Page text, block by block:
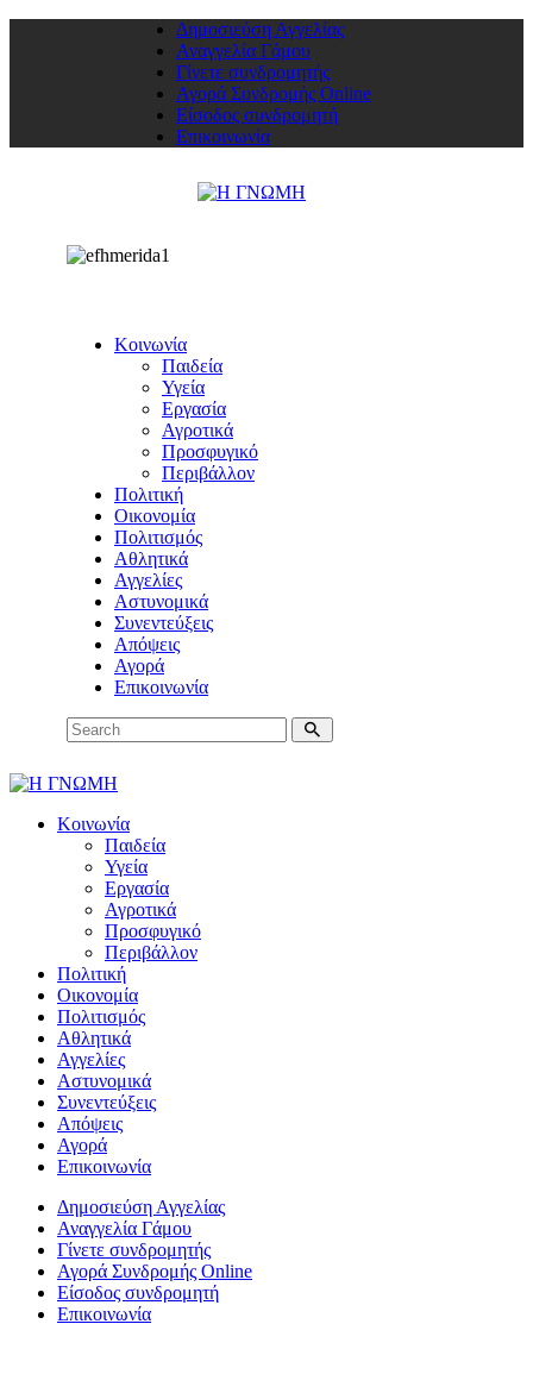
Δημοσιεύση Αγγελίας
Αναγγελία Γάμου
Γίνετε συνδρομητής
Αγορά Συνδρομής Online
Είσοδος συνδρομητή
Επικοινωνία
Κοινωνία
Παιδεία
Υγεία
Εργασία
Αγροτικά
Προσφυγικό
Περιβάλλον
Πολιτική
Οικονομία
Πολιτισμός
Αθλητικά
Αγγελίες
Αστυνομικά
Συνεντεύξεις
Απόψεις
Αγορά
Επικοινωνία
Κοινωνία
Παιδεία
Υγεία
Εργασία
Αγροτικά
Προσφυγικό
Περιβάλλον
Πολιτική
Οικονομία
Πολιτισμός
Αθλητικά
Αγγελίες
Αστυνομικά
Συνεντεύξεις
Απόψεις
Αγορά
Επικοινωνία
Δημοσιεύση Αγγελίας
Αναγγελία Γάμου
Γίνετε συνδρομητής
Αγορά Συνδρομής Online
Είσοδος συνδρομητή
Επικοινωνία